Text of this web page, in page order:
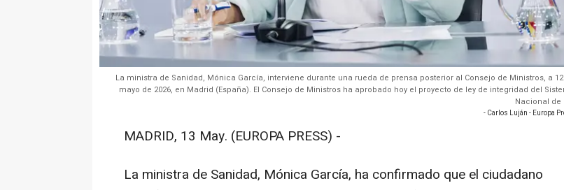
La ministra de Sanidad, Mónica García, interviene durante una rueda de prensa posterior al Consejo de Ministros, a
mayo de 2026, en Madrid (España). El Consejo de Ministros ha aprobado hoy el proyecto de ley de integridad del
Nacional de
- Carlos Luján - Europa
MADRID, 13 May. (EUROPA PRESS) -
La ministra de Sanidad, Mónica García, ha confirmado que el ciudadano